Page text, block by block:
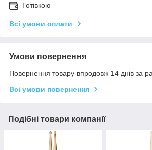
Готівкою
Всі умови оплати
Умови повернення
Повернення товару впродовж 14 днів за
Всі умови повернення
Подібні товари компанії